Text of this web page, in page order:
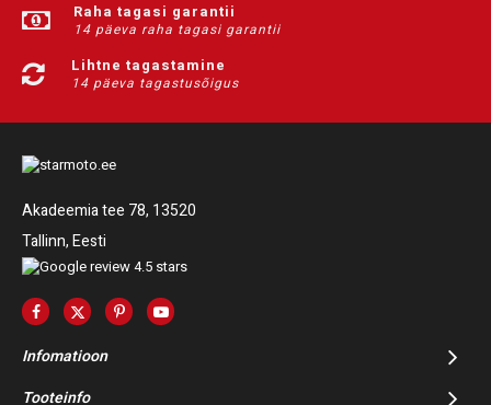
Raha tagasi garantii
14 päeva raha tagasi garantii
Lihtne tagastamine
14 päeva tagastusõigus
Akadeemia tee 78, 13520
Tallinn, Eesti
Infomatioon
Tooteinfo